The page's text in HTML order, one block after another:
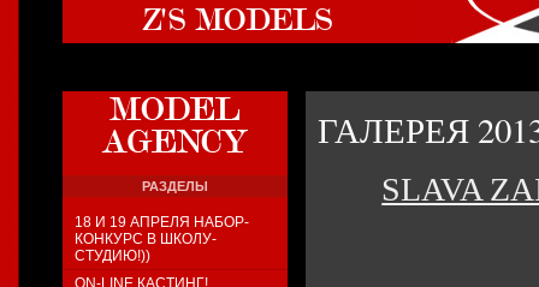
Z'S MODELS
ГАЛЕРЕЯ
SLAVA
РАЗДЕЛЫ
18 И 19 АПРЕЛЯ НАБОР-
КОНКУРС В ШКОЛУ-
СТУДИЮ!))
ON-LINE КАСТИНГ!